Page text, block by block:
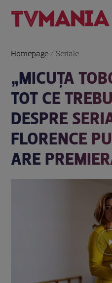
Homepage / Seriale
„MICUŢA
TOT CE
DESPRE
FLORENCE
ARE